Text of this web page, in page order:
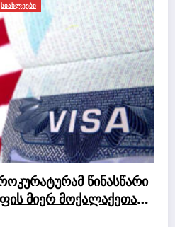
წინასწარი
მიერ მოქალაქეთა
თანხის